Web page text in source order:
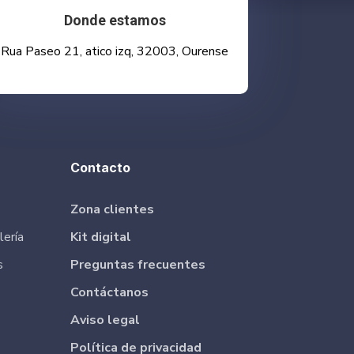
Donde estamos
Rua Paseo 21, atico izq, 32003, Ourense
Contacto
Zona clientes
Kit digital
Preguntas frecuentes
Contáctanos
Aviso legal
Política de privacidad